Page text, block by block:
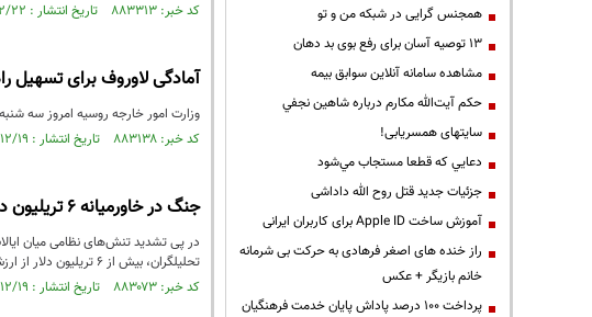
کد خبر: ۸۸۳۳۱۳ تاریخ انتشار : ۱۴۰۴/۱۲/۲۲
آمادگی لاوروف برای تسهیل
وزارت امور خارجه روسیه امروز سه
کد خبر: ۸۸۳۱۳۸ تاریخ انتشار : ۱۴۰۴/۱۲/۱۹
جنگ در خاورمیانه ۶ تریلیون دلار از ارزش بازارهای جهانی را پاک کرد
در پی تشدید تنش‌های نظامی میان
تحلیلگران، بیش از ۶ تریلیون دلار از ارزش سهام جهانی را از بین برد و نگرانی‌ها درباره جهش تورم و اختلال در بازار انرژی را افزایش داد.
کد خبر: ۸۸۳۰۷۳ تاریخ انتشار : ۱۴۰۴/۱۲/۱۹
همجنس گرایی در شبکه من و تو
13 توصیه آسان برای رفع بوی بد دهان
مشاهده سامانه آنلاين سوابق بیمه
حكم آيت‌الله مكارم درباره شاهين نجفي
سایتهای همسریابی!
دعايي كه قطعا مستجاب مي‌شود
جزئیات جدید قتل روح الله داداشی
آموزش ساخت Apple ID برای کاربران ایرانی
راز خنده های اصغر فرهادی به حرکت بی شرمانه
خانم بازیگر + عکس
پرداخت ۱۰۰ درصد پاداش پایان خدمت فرهنگیان